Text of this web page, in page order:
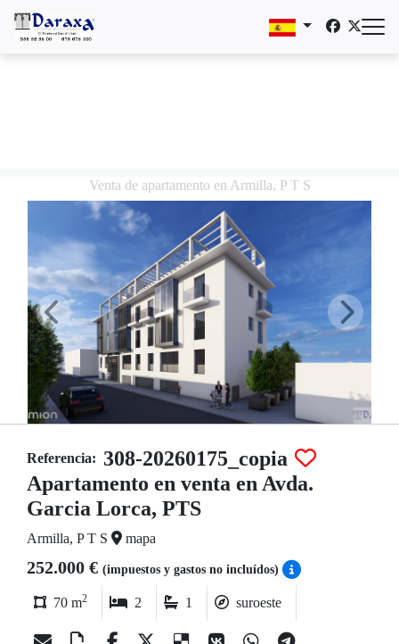
Venta de apartamento en Armilla, P T S
Referencia: 308-20260175_copia
Apartamento en venta en Avda.
Garcia Lorca, PTS
Armilla, P T S mapa
252.000 € (impuestos y gastos no incluídos)
70 m2 2 1 suroeste